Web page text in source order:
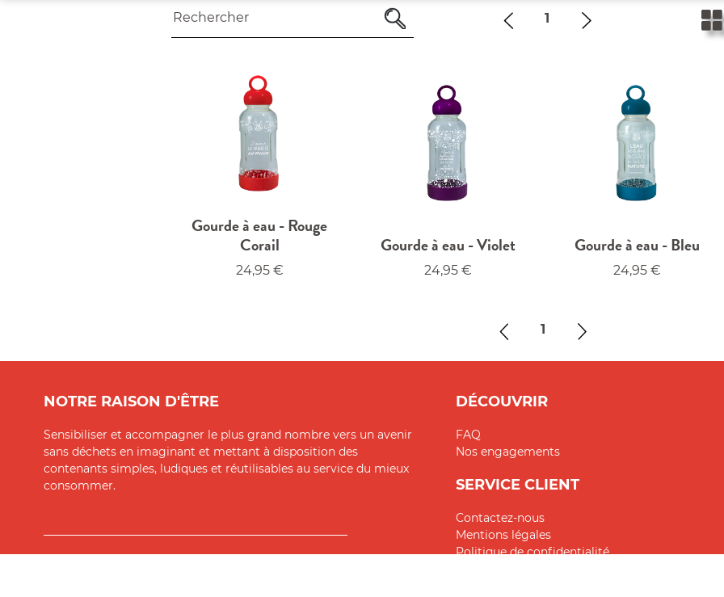
1
Gourde à eau - Rouge
Corail
24,95€
Gourde à eau - Violet
24,95 €
Gourde à eau - Bleu
24,95 €
1
NOTRE RAISON D'ÊTRE
Sensibiliser et accompagner le plus grand nombre vers un avenir
sans déchets en imaginant et mettant à disposition des
contenants simples, ludiques et réutilisables au service du mieux
consommer.
DÉCOUVRIR
FAQ
Nos engagements
SERVICE CLIENT
Contactez-nous
Mentions légales
Politique de confidentialité